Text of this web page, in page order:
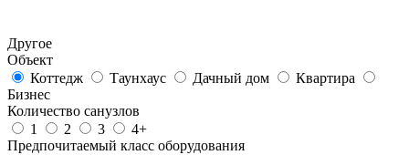
Другое
Объект
Коттедж
Таунхаус Дачный дом
Квартира
Бизнес
Количество санузлов
1
2 3
4+
Предпочитаемый класс оборудования